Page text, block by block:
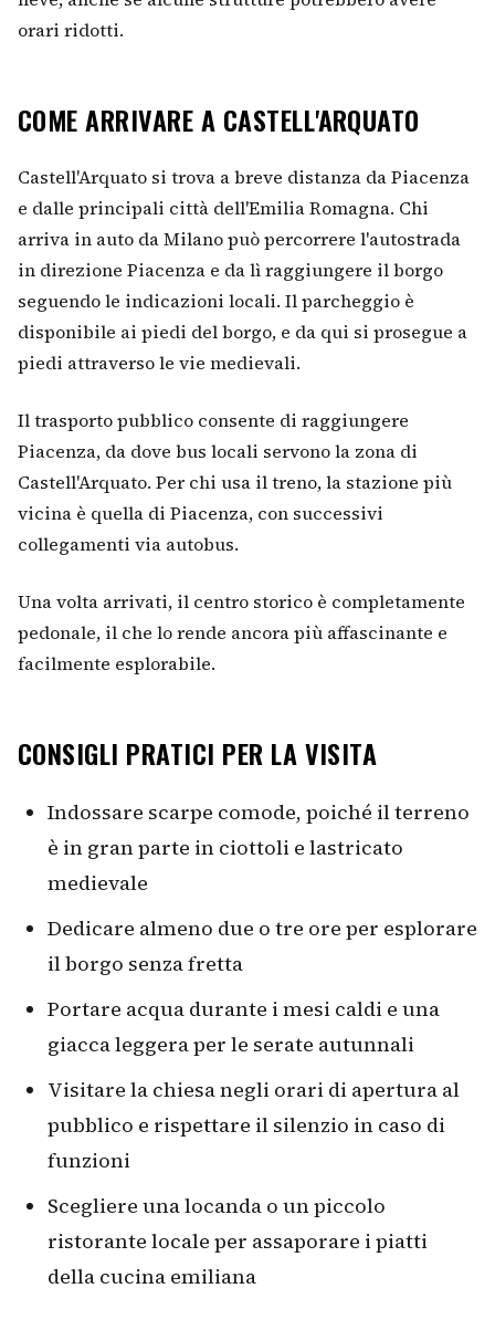
orari ridotti.
COME ARRIVARE A CASTELL'ARQUATO
Castell'Arquato si trova a breve distanza da Piacenza
e dalle principali città dell'Emilia Romagna. Chi
arriva in auto da Milano può percorrere l'autostrada
in direzione Piacenza e da lì raggiungere il borgo
seguendo le indicazioni locali. Il parcheggio è
disponibile ai piedi del borgo, e da qui si prosegue a
piedi attraverso le vie medievali.
Il trasporto pubblico consente di raggiungere
Piacenza, da dove bus locali servono la zona di
Castell'Arquato. Per chi usa il treno, la stazione più
vicina è quella di Piacenza, con successivi
collegamenti via autobus.
Una volta arrivati, il centro storico è completamente
pedonale, il che lo rende ancora più affascinante e
facilmente esplorabile.
CONSIGLI PRATICI PER LA VISITA
Indossare scarpe comode, poiché il terreno
è in gran parte in ciottoli e lastricato
medievale
Dedicare almeno due o tre ore per esplorare
il borgo senza fretta
Portare acqua durante i mesi caldi e una
giacca leggera per le serate autunnali
Visitare la chiesa negli orari di apertura al
pubblico e rispettare il silenzio in caso di
funzioni
Scegliere una locanda o un piccolo
ristorante locale per assaporare i piatti
della cucina emiliana